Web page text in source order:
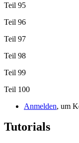
Teil 95
Teil 96
Teil 97
Teil 98
Teil 99
Teil 100
Anmelden, um
Tutorials